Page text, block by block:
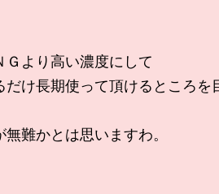
Ｇより高い濃度にして
だけ長期使って頂けるところを
無難かとは思いますわ。